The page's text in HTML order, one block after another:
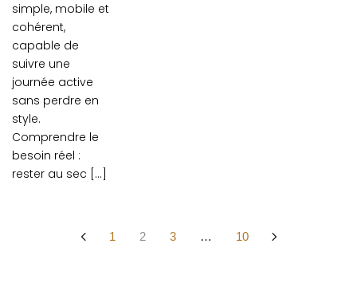
simple, mobile et
cohérent,
capable de
suivre une
journée active
sans perdre en
style.
Comprendre le
besoin réel :
rester au sec […]
Pagination
1 2 3 … 10